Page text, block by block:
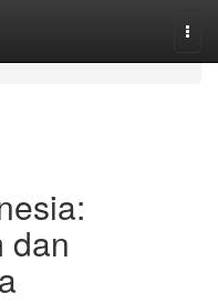
dan